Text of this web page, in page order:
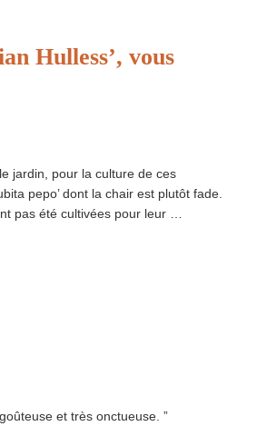
Hulless’, vous
jardin, pour la culture de ces
pepo’ dont la chair est plutôt fade.
pas été cultivées pour leur …
et très onctueuse. ”